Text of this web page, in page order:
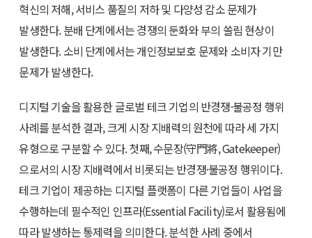
혁신의 저해, 서비스 품질의 저하 및 다양성 감소 문제가
발생한다. 분배 단계에서는 경쟁의 둔화와 부의 쏠림 현상이
발생한다. 소비 단계에서는 개인정보보호 문제와 소비자 기만
문제가 발생한다.
디지털 기술을 활용한 글로벌 테크 기업의 반경쟁·불공정 행위
사례를 분석한 결과, 크게 시장 지배력의 원천에 따라 세 가지
유형으로 구분할 수 있다. 첫째, 수문장(守門將, Gatekeeper)
으로서의 시장 지배력에서 비롯되는 반경쟁·불공정 행위이다.
테크 기업이 제공하는 디지털 플랫폼이 다른 기업들이 사업을
수행하는데 필수적인 인프라(Essential Facility)로서 활용됨에
따라 발생하는 통제력을 의미한다. 분석한 사례 중에서